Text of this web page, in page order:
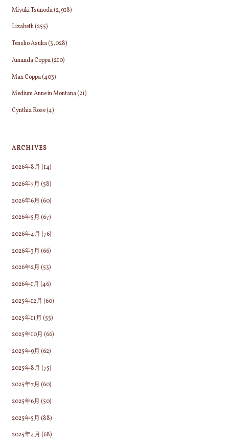
Miyuki Tsunoda(2,918)
Lizabeth(255)
Tensho Asuka(3,028)
Amanda Coppa(210)
Max Coppa(403)
Medium Anne in Montana(21)
Cynthia Rose(4)
ARCHIVES
2026年8月 (14)
2026年7月 (58)
2026年6月 (60)
2026年5月 (67)
2026年4月 (76)
2026年3月 (66)
2026年2月 (53)
2026年1月 (46)
2025年12月 (60)
2025年11月 (55)
2025年10月 (66)
2025年9月 (62)
2025年8月 (75)
2025年7月 (60)
2025年6月 (50)
2025年5月 (88)
2025年4月 (68)